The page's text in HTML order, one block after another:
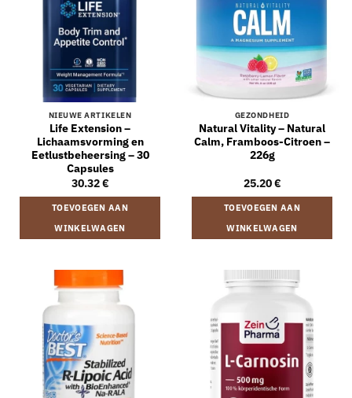
NIEUWE ARTIKELEN
Life Extension –
Lichaamsvorming en
Eetlustbeheersing – 30
Capsules
30.32€
TOEVOEGEN AAN
WINKELWAGEN
GEZONDHEID
Natural Vitality – Natural
Calm, Framboos-Citroen –
226g
25.20€
TOEVOEGEN AAN
WINKELWAGEN